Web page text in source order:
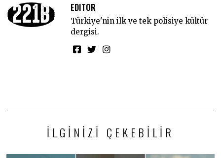
EDITOR
Türkiye'nin ilk ve tek polisiye kültür
dergisi.
İLGINIZI ÇEKEBILIR